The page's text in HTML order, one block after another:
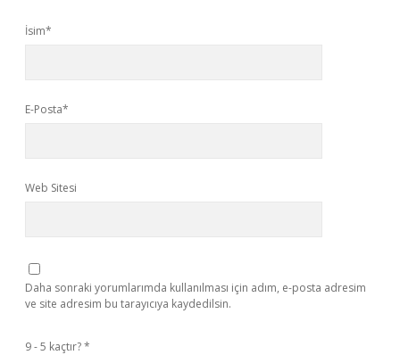
İsim*
E-Posta*
Web Sitesi
Daha sonraki yorumlarımda kullanılması için adım, e-posta adresim
ve site adresim bu tarayıcıya kaydedilsin.
9 - 5 kaçtır?*